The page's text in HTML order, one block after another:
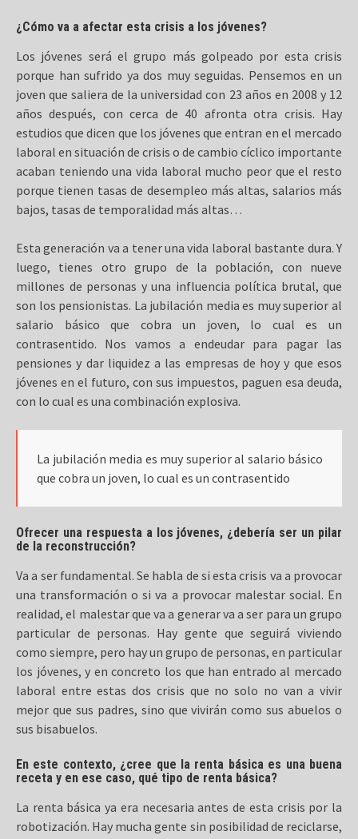
¿Cómo va a afectar esta crisis a los jóvenes?
Los jóvenes será el grupo más golpeado por esta crisis
porque han sufrido ya dos muy seguidas. Pensemos en un
joven que saliera de la universidad con 23 años en 2008 y 12
años después, con cerca de 40 afronta otra crisis. Hay
estudios que dicen que los jóvenes que entran en el mercado
laboral en situación de crisis o de cambio cíclico importante
acaban teniendo una vida laboral mucho peor que el resto
porque tienen tasas de desempleo más altas, salarios más
bajos, tasas de temporalidad más altas…
Esta generación va a tener una vida laboral bastante dura. Y
luego, tienes otro grupo de la población, con nueve
millones de personas y una influencia política brutal, que
son los pensionistas. La jubilación media es muy superior al
salario básico que cobra un joven, lo cual es un
contrasentido. Nos vamos a endeudar para pagar las
pensiones y dar liquidez a las empresas de hoy y que esos
jóvenes en el futuro, con sus impuestos, paguen esa deuda,
con lo cual es una combinación explosiva.
La jubilación media es muy superior al salario básico
que cobra un joven, lo cual es un contrasentido
Ofrecer una respuesta a los jóvenes, ¿debería ser un pilar
de la reconstrucción?
Va a ser fundamental. Se habla de si esta crisis va a provocar
una transformación o si va a provocar malestar social. En
realidad, el malestar que va a generar va a ser para un grupo
particular de personas. Hay gente que seguirá viviendo
como siempre, pero hay un grupo de personas, en particular
los jóvenes, y en concreto los que han entrado al mercado
laboral entre estas dos crisis que no solo no van a vivir
mejor que sus padres, sino que vivirán como sus abuelos o
sus bisabuelos.
En este contexto, ¿cree que la renta básica es una buena
receta y en ese caso, qué tipo de renta básica?
La renta básica ya era necesaria antes de esta crisis por la
robotización. Hay mucha gente sin posibilidad de reciclarse,